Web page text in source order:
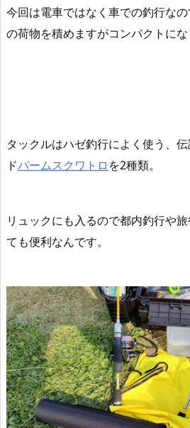
今回は電車ではなく車での釣行な
の荷物を積めますがコンパクトにな
タックルはハゼ釣行によく使う、
ドパームスクワトロ を2種類。
リュックにも入るので都内釣行や
ても便利なんです。